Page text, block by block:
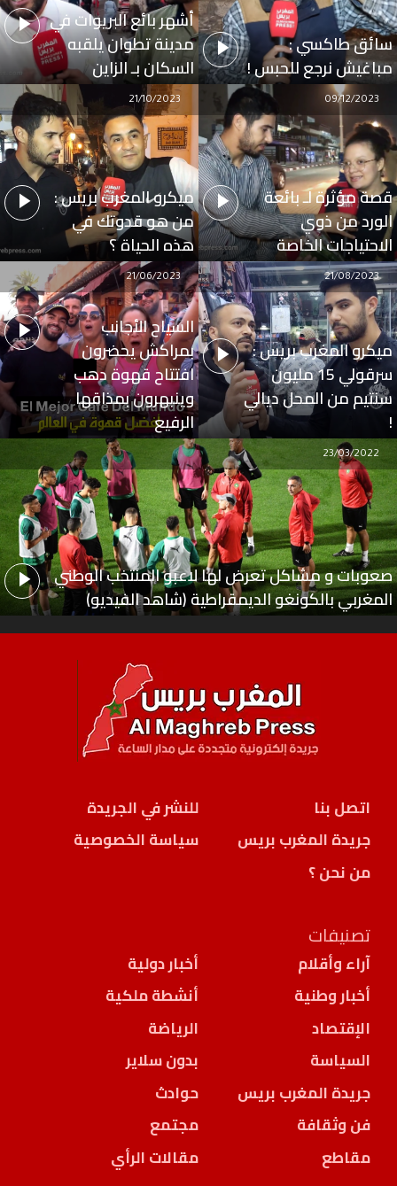
سائق طاكسي :
مباغيش نرجع للحبس !
أشهر بائع البريوات في
مدينة تطوان يلقبه
السكان بـ الزاين
قصة مؤثرة لـ بائعة
الورد من ذوي
الاحتياجات الخاصة
09/12/2023
ميكرو المغرب بريس :
من هو قدوتك في
هذه الحياة ؟
21/10/2023
ميكرو المغرب بريس :
سرقولي 15 مليون
سنتيم من المحل ديالي
!
21/08/2023
السياح الأجانب
بمراكش يحضرون
افتتاح قهوة دهب
وينبهرون بمذاقها
الرفيع
21/06/2023
صعوبات و مشاكل تعرض لها لاعبو المنتخب الوطني
المغربي بالكونغو الديمقراطية (شاهد الفيديو)
23/03/2022
اتصل بنا
للنشر في الجريدة
جريدة المغرب بريس
سياسة الخصوصية
من نحن ؟
تصنيفات
آراء وأقلام
أخبار دولية
أخبار وطنية
أنشطة ملكية
الإقتصاد
الرياضة
السياسة
بدون سلاير
جريدة المغرب بريس
حوادث
فن وثقافة
مجتمع
مقاطع
مقالات الرأي